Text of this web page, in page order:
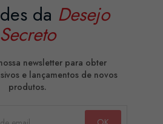
da Desejo
Secreto
newsletter para obter
e lançamentos de novos
produtos.